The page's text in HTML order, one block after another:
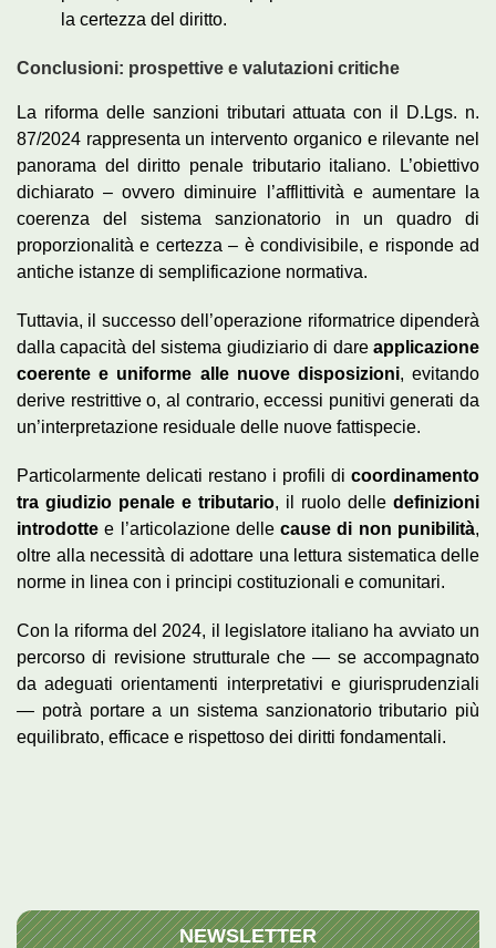
la certezza del diritto.
Conclusioni: prospettive e valutazioni critiche
La riforma delle sanzioni tributari attuata con il D.Lgs. n.
87/2024 rappresenta un intervento organico e rilevante nel
panorama del diritto penale tributario italiano. L’obiettivo
dichiarato – ovvero diminuire l’afflittività e aumentare la
coerenza del sistema sanzionatorio in un quadro di
proporzionalità e certezza – è condivisibile, e risponde ad
antiche istanze di semplificazione normativa.
Tuttavia, il successo dell’operazione riformatrice dipenderà
dalla capacità del sistema giudiziario di dare applicazione
coerente e uniforme alle nuove disposizioni, evitando
derive restrittive o, al contrario, eccessi punitivi generati da
un’interpretazione residuale delle nuove fattispecie.
Particolarmente delicati restano i profili di coordinamento
tra giudizio penale e tributario, il ruolo delle definizioni
introdotte e l’articolazione dellecause di non punibilità,
oltre alla necessità di adottare una lettura sistematica delle
norme in linea con i principi costituzionali e comunitari.
Con la riforma del 2024, il legislatore italiano ha avviato un
percorso di revisione strutturale che — se accompagnato
da adeguati orientamenti interpretativi e giurisprudenziali
— potrà portare a un sistema sanzionatorio tributario più
equilibrato, efficace e rispettoso dei diritti fondamentali.
NEWSLETTER